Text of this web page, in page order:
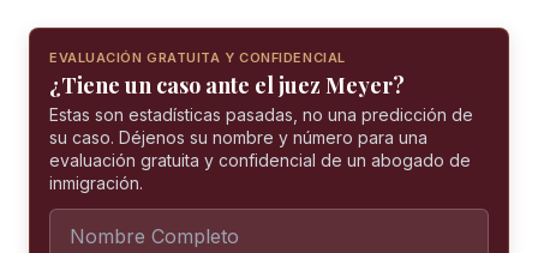
EVALUACIÓN GRATUITA Y CONFIDENCIAL
¿Tiene un caso ante el juez Meyer?
Estas son estadísticas pasadas, no una predicción de
su caso. Déjenos su nombre y número para una
evaluación gratuita y confidencial de un abogado de
inmigración.